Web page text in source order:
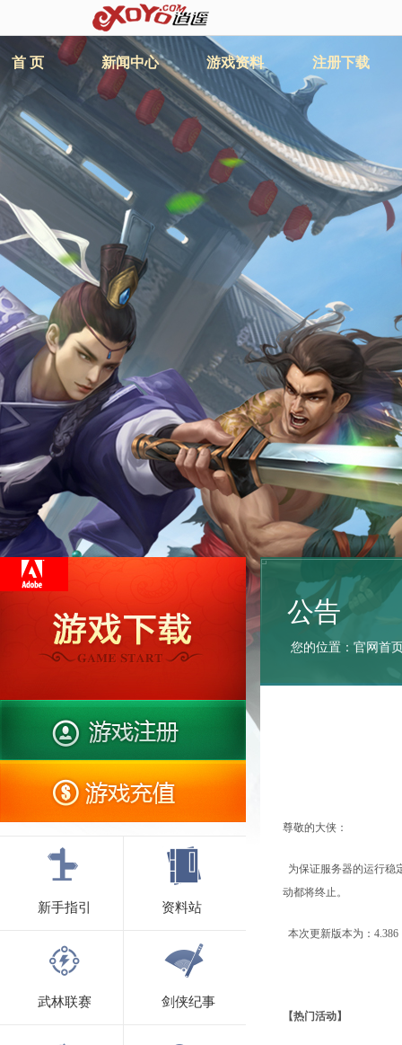
首 页 新闻中心 游戏资料 注册下载
新手指引 资料站
武林联赛 剑侠纪事
公告
您的位置： 官网首
尊敬的大侠：
为保证服务器的运行
动都将终止。
本次更新版本为：4.386
【热门活动】